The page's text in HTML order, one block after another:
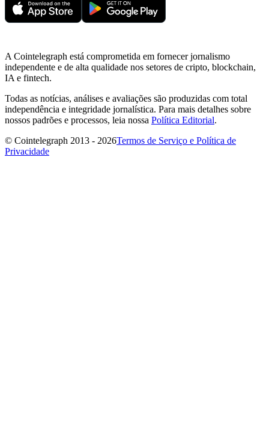
A Cointelegraph está comprometida em fornecer jornalismo
independente e de alta qualidade nos setores de cripto, blockchain,
IA e fintech.
Todas as notícias, análises e avaliações são produzidas com total
independência e integridade jornalística. Para mais detalhes sobre
nossos padrões e processos, leia nossa Política Editorial.
© Cointelegraph 2013 - 2026Termos de Serviço e Política de
Privacidade